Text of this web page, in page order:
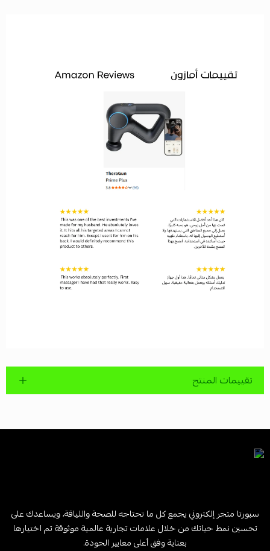
تقييمات المنتج
سبورتا متجر إلكتروني يجمع كل ما تحتاجه للصحة واللياقة، ويساعدك على
تحسين نمط حياتك من خلال علامات تجارية عالمية موثوقة تم اختيارها
بعناية وفق أعلى معايير الجودة.